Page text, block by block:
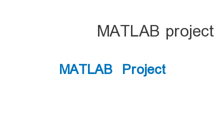
MATLAB project
MATLAB Project